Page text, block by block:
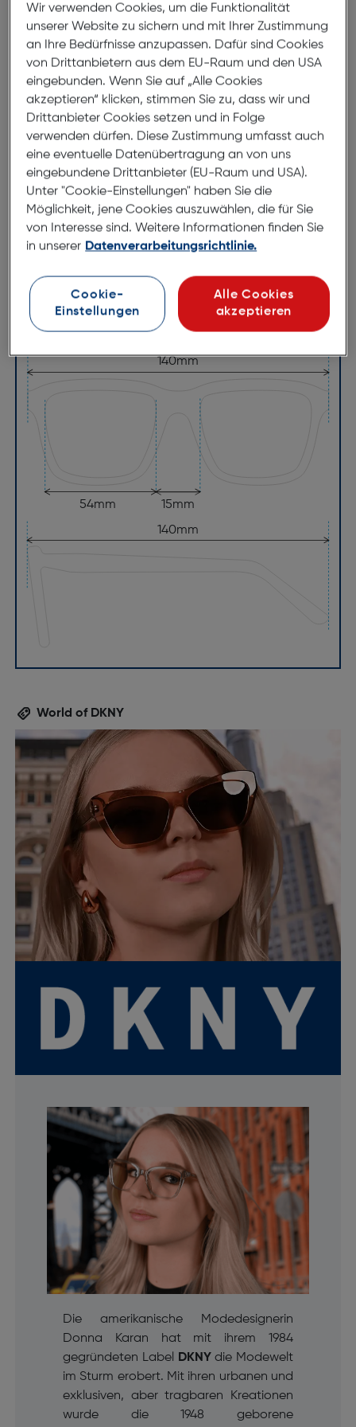
ergänzt durch schwarze Bügel, verleiht der Brille eine
rechteckige Form mit einem sanften Schwung an
der Augenbrauenlinie sorgt für einen stilvollen und
femininen Look. Die DKNY DK549SH ist das perfekte
Accessoire, um jedes Outfit mit einem Hauch von
Raffinesse zu vervollständigen.
Abmessungen
Brillenbreite: 140mm
Steg:15mm
Glasbreite:54mm
Bügellänge:
(individuell ausrichtbar)
140mm
15mm
54mm
140mm
World of DKNY
Die amerikanische Modedesignerin
Donna Karan hat mit ihrem 1984
gegründeten Label
DKNYdie Modewelt
im Sturm erobert. Mit ihren urbanen und
exklusiven, aber tragbaren Kreationen
wurde die 1948 geborene
Wir verwenden Cookies, um die Funktionalität
unserer Website zu sichern und mit Ihrer Zustimmung
an Ihre Bedürfnisse anzupassen. Dafür sind Cookies
von Drittanbietern aus dem EU-Raum und den USA
eingebunden. Wenn Sie auf „Alle Cookies
akzeptieren“ klicken, stimmen Sie zu, dass wir und
Drittanbieter Cookies setzen und in Folge
verwenden dürfen. Diese Zustimmung umfasst auch
eine eventuelle Datenübertragung an von uns
eingebundene Drittanbieter (EU-Raum und USA).
Unter "Cookie-Einstellungen" haben Sie die
Möglichkeit, jene Cookies auszuwählen, die für Sie
von Interesse sind. Weitere Informationen finden Sie
in unserer Datenverarbeitungsrichtlinie.
Cookie-
Einstellungen
Alle Cookies
akzeptieren